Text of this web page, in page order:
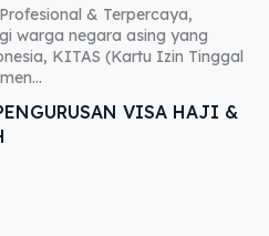
& Terpercaya,
warga negara asing yang
KITAS (Kartu Izin Tinggal
VISA HAJI &